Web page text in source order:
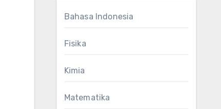
Bahasa Indonesia
Fisika
Kimia
Matematika